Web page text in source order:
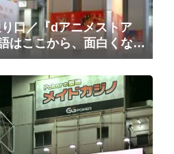
口／『dアニメストア
はここから、面白くな
20掲載開始）